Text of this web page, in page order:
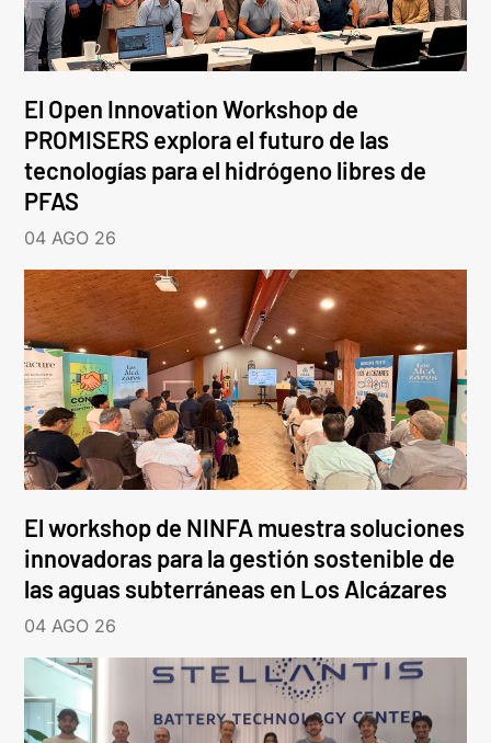
El Open Innovation Workshop de
PROMISERS explora el futuro de las
tecnologías para el hidrógeno libres de
PFAS
04 AGO 26
El workshop de NINFA muestra soluciones
innovadoras para la gestión sostenible de
las aguas subterráneas en Los Alcázares
04 AGO 26